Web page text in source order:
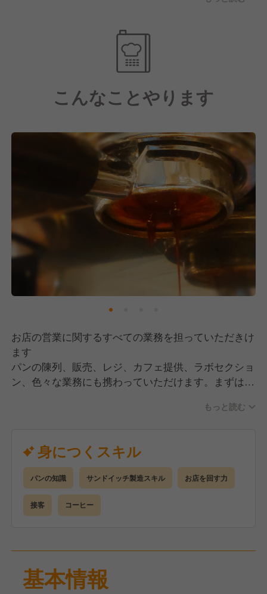
しか味わえないサンドイッチなどを作っています。カ
フェはカップリングし厳選したブレンドを兵庫のロー
スター屋さんで焙煎していただいたオリジナルブラン
ド「台場珈琲舎」。世界で１台のマルゾッコ使用。抹
茶には京都に赴いて当店様に焙煎いただいた、高級宇
治抹茶を使用。
大違い。色々な角度から美味しさを追求しています。
こんなことやります
お店の営業に関するすべての業務を担っていただきけ
ます
パンの陳列、販売、レジ、カフェ提供、ラボセクショ
ン、色々な業務にも携わっていただけます。まずはホ
開店準備、カフェ準備、店頭のサンドイッチ組み立て
楽しんで取り組んでください！
もっと読む
身につくスキル
パンの知識 サンドイッチ製造スキル お店を回す力
接客 コーヒー
基本情報